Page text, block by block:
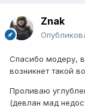
Znak
Спасибо модеру,
возникнет такой
Проливаю
(девлан мад